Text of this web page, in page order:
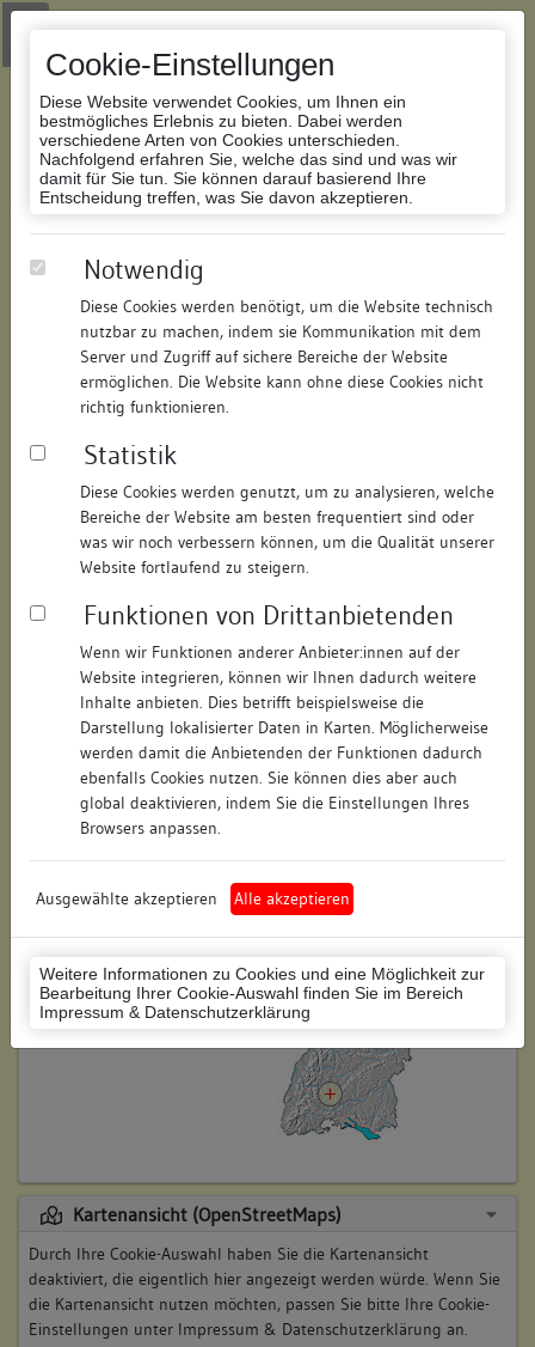
Cookie-Einstellungen
Diese Website verwendet Cookies, um Ihnen ein
bestmögliches Erlebnis zu bieten. Dabei werden
verschiedene Arten von Cookies unterschieden.
Nachfolgend erfahren Sie, welche das sind und was wir
damit für Sie tun. Sie können darauf basierend Ihre
Entscheidung treffen, was Sie davon akzeptieren.
Notwendig
Diese Cookies werden benötigt, um die Website technisch
nutzbar zu machen, indem sie Kommunikation mit dem
Server und Zugriff auf sichere Bereiche der Website
ermöglichen. Die Website kann ohne diese Cookies nicht
richtig funktionieren.
Statistik
Diese Cookies werden genutzt, um zu analysieren, welche
Bereiche der Website am besten frequentiert sind oder
was wir noch verbessern können, um die Qualität unserer
Website fortlaufend zu steigern.
Funktionen von Drittanbietenden
Wenn wir Funktionen anderer Anbieter:innen auf der
Website integrieren, können wir Ihnen dadurch weitere
Inhalte anbieten. Dies betrifft beispielsweise die
Darstellung lokalisierter Daten in Karten. Möglicherweise
werden damit die Anbietenden der Funktionen dadurch
ebenfalls Cookies nutzen. Sie können dies aber auch
global deaktivieren, indem Sie die Einstellungen Ihres
Browsers anpassen.
Ausgewählte akzeptieren Alle akzeptieren
Weitere Informationen zu Cookies und eine Möglichkeit zur
Bearbeitung Ihrer Cookie-Auswahl finden Sie im Bereich
Impressum & Datenschutzerklärung
Zur Navigation springen
Zum Inhalt der Website springen
Datenbank Bauforschung/Restaurierung
251221419179/Datum:16.01.2008
Datenbestand:
Bauforschung
Als PDF herunterladen:
Objektdaten
Straße: Lindenstraße
Hausnummer: 30
Postleitzahl: 78628
Stadt-Teilort: Rottweil
Regierungsbezirk: Freiburg
Rottweil (Landkreis)
Wohnplatzschlüssel: 8325049025
Flurstücknummer: keine
Historischer Straßenname: keiner
Lage des Wohnplatzes:
Kartenansicht (OpenStreetMaps)
Durch Ihre Cookie-Auswahl haben Sie die Kartenansicht
deaktiviert, die eigentlich hier angezeigt werden würde. Wenn Sie
die Kartenansicht nutzen möchten, passen Sie bitte Ihre Cookie-
Einstellungen unter Impressum & Datenschutzerklärung an.